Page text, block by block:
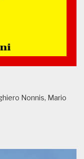
Nonnis, Mario